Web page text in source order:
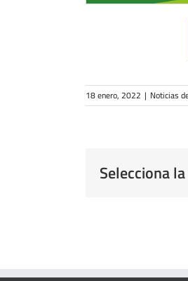
18 enero, 2022 | Noticias
Selecciona